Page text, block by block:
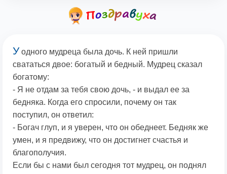
У одного мудреца была дочь. К ней пришли
свататься двое: богатый и бедный. Мудрец сказал
богатому:
- Я не отдам за тебя свою дочь, - и выдал ее за
бедняка. Когда его спросили, почему он так
поступил, он ответил:
- Богач глуп, и я уверен, что он обеднеет. Бедняк же
умен, и я предвижу, что он достигнет счастья и
благополучия.
Если бы с нами был сегодня тот мудрец, он поднял